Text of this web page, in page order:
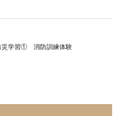
災学習① 消防訓練体験